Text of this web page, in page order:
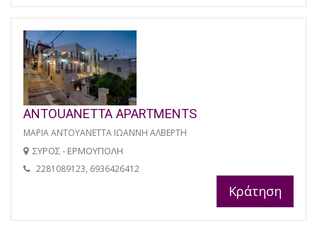
ANTOUANETTA APARTMENTS
ΜΑΡΙΑ ΑΝΤΟΥΑΝΕΤΤΑ ΙΩΑΝΝΗ ΑΛΒΕΡΤΗ
ΣΥΡΟΣ - ΕΡΜΟΥΠΟΛΗ
2281089123, 6936426412
Κράτηση